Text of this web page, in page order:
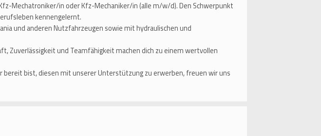
Mechatroniker/in oder Kfz-Mechaniker/in (alle m/w/d). Den Schwerpunkt
kennengelernt.
und anderen Nutzfahrzeugen sowie mit hydraulischen und
Zuverlässigkeit und Teamfähigkeit machen dich zu einem wertvollen
bereit bist, diesen mit unserer Unterstützung zu erwerben, freuen wir uns